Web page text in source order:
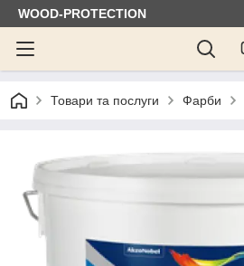
WOOD-PROTECTION
Товари та послуги Фарби